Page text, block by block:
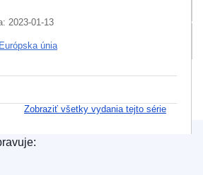
2023-01-13
Európska únia
Zobraziť všetky vydania tejto série
publikácií Európskej únie